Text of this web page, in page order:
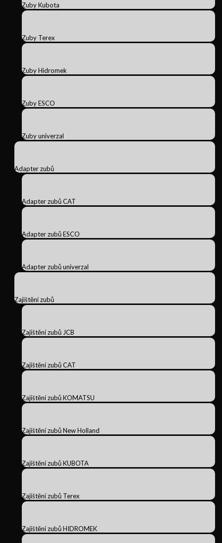
Zuby Kubota
Zuby Terex
Zuby Hidromek
Zuby ESCO
Zuby univerzal
Adapter zubů
Adapter zubů CAT
Adapter zubů ESCO
Adapter zubů univerzal
Zajištění zubů
Zajištění zubů JCB
Zajištění zubů CAT
Zajištění zubů KOMATSU
Zajištění zubů New Holland
Zajištění zubů KUBOTA
Zajištění zubů Terex
Zajištění zubů HIDROMEK